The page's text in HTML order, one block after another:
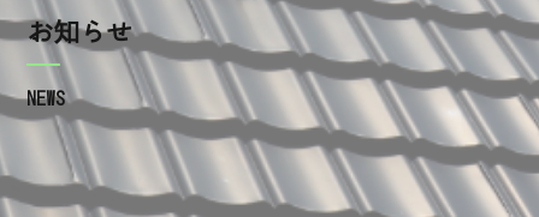
施工の流れ
瓦の種類
屋根工事を依頼するときの注意点
お知らせ
NEWS